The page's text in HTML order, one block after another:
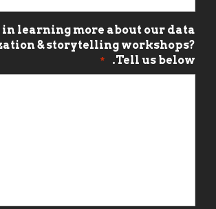
learning more about our data
& storytelling workshops?
Tell us below.
*